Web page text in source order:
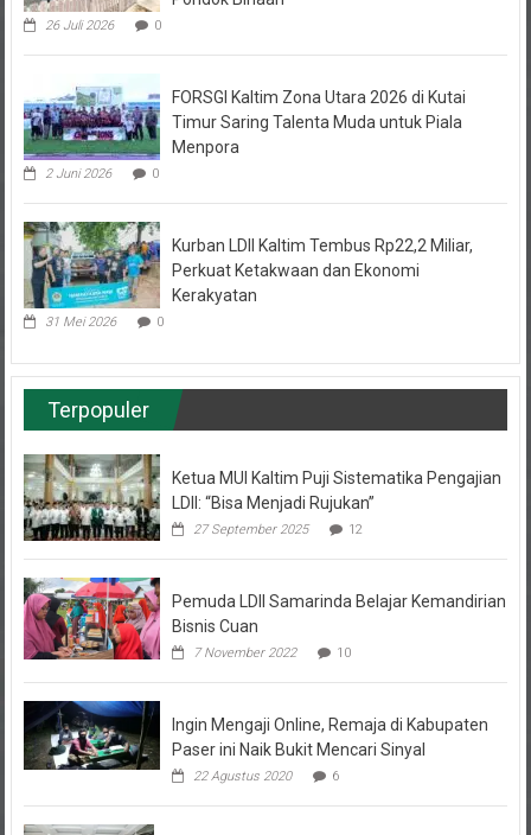
Timur Saring Talenta Muda untuk Piala
Menpora
2 Juni 2026 0
Perkuat Ketakwaan dan Ekonomi
Kerakyatan
31 Mei 2026 0
Terpopuler
LDII: “Bisa Menjadi Rujukan”
27 September 2025 12
Bisnis Cuan
7 November 2022
Paser ini Naik Bukit Mencari Sinyal
22 Agustus 2020 6